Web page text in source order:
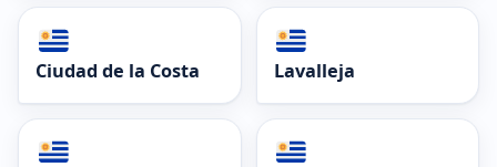
Ciudad de la Costa Lavalleja